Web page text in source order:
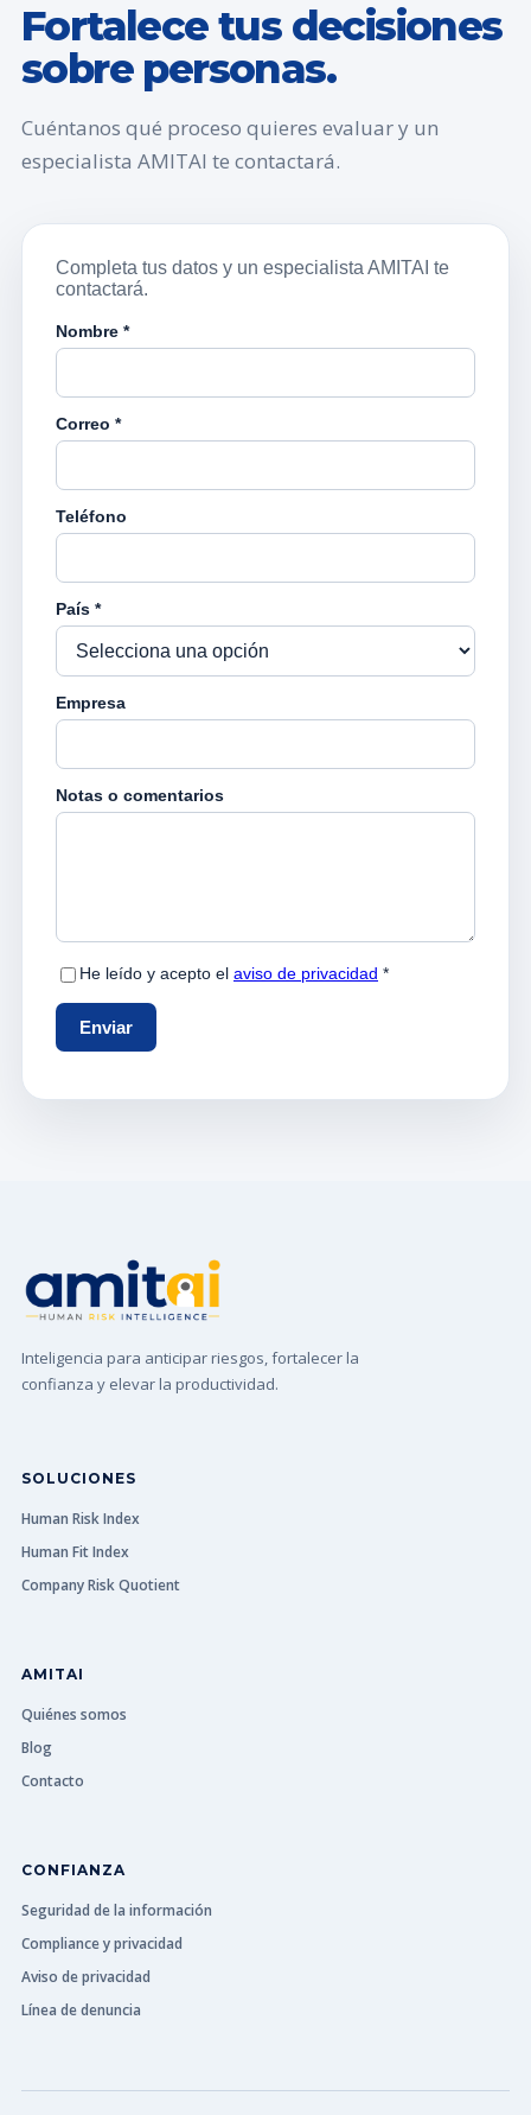
Fortalece tus decisiones
sobre personas.
Cuéntanos qué proceso quieres evaluar y un
especialista AMITAI te contactará.
Inteligencia para anticipar riesgos, fortalecer la
confianza y elevar la productividad.
SOLUCIONES
Human Risk Index
Human Fit Index
Company Risk Quotient
AMITAI
Quiénes somos
Blog
Contacto
CONFIANZA
Seguridad de la información
Compliance y privacidad
Aviso de privacidad
Línea de denuncia